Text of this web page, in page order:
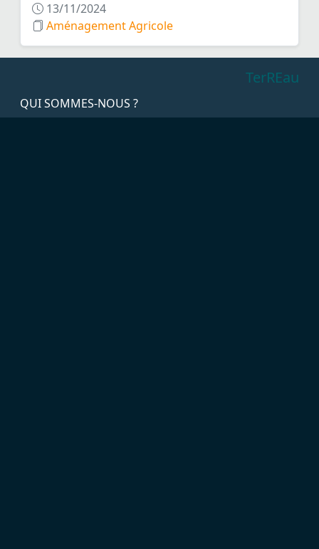
13/11/2024
Aménagement Agricole
TerREau
QUI SOMMES-NOUS ?